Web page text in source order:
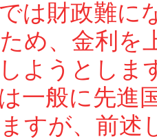
は財政難に
め、金利を
ようとしま
一般に先進
すが、前述